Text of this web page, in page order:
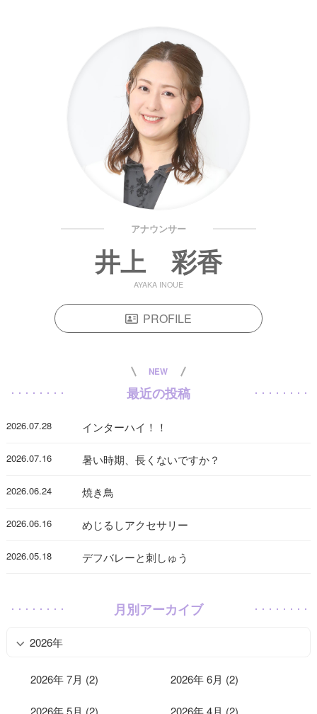
アナウンサー
井上 彩香
AYAKA INOUE
PROFILE
NEW
最近の投稿
2026.07.28 インターハイ！！
2026.07.16 暑い時期、長くないですか？
2026.06.24 焼き鳥
2026.06.16 めじるしアクセサリー
2026.05.18 デフバレーと刺しゅう
月別アーカイブ
2026年
2026年 7月 (2) 2026年 6月 (2)
2026年 5月 (2) 2026年 4月 (2)